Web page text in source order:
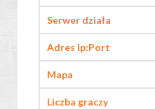
Serwer działa
Adres Ip:Port
Mapa
Liczba graczy